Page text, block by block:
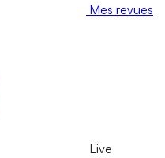
Mes revues
Live